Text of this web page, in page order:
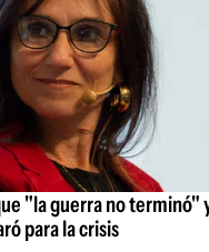
"la guerra no terminó"
para la crisis